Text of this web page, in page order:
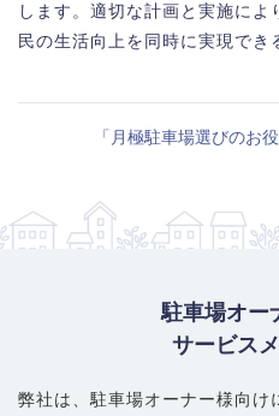
します。適切な計画と実施に
民の生活向上を同時に実現でき
「月極駐車場選びのお
駐車場オー
サービス
弊社は、駐車場オーナー様向け